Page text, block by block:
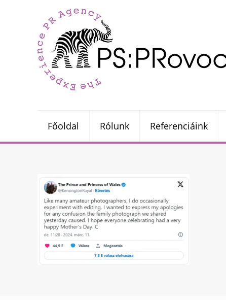
Főoldal Rólunk Referenciáink